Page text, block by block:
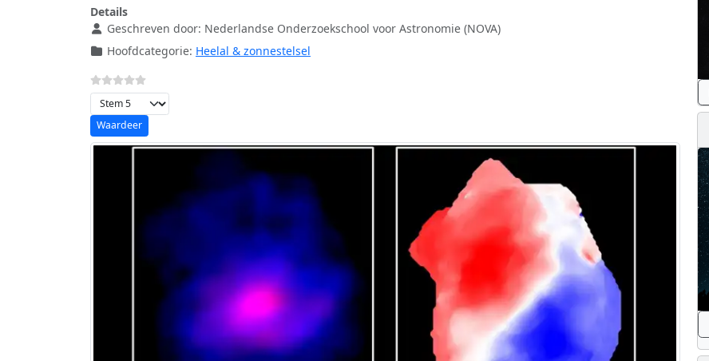
Details
Geschreven door: Nederlandse Onderzoekschool voor Astronomie (NOVA)
Hoofdcategorie: Heelal & zonnestelsel
Voeg waardering toe